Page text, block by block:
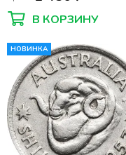
В КОРЗИНУ
НОВИНКА